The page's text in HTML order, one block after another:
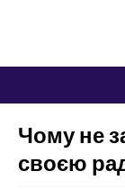
Чому не
своєю